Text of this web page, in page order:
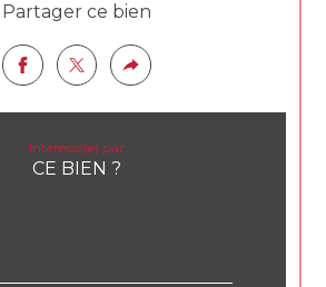
Partager ce bien
Intéressé(e) par
CE BIEN ?